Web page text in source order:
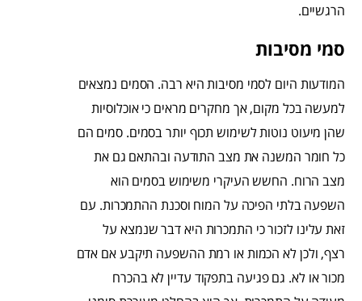
הרגשיים.
סמי מסיבות
המודעות היום לסמי מסיבות היא רבה. הסמים נמצאים
למעשה בכל מקום, אך מחקרים מראים כי אוכלוסיות
שהן מיעוט נוטות לשימוש תכוף יותר בסמים. סמים הם
כל חומר המשנה את מצב התודעה ובהתאם גם את
מצב הרוח. החשש העיקרי משימוש בסמים הוא
השפעה בלתי הפיכה על המוח וסכנת ההתמכרות. עם
זאת עלינו לזכור כי התמכרות היא דבר שנמצא על
רצף, ולכן לא הכמות או רמת ההשפעה תיקבע אם אדם
מכור או לא. גם פגיעה בתפקוד עדיין לא בהכרח